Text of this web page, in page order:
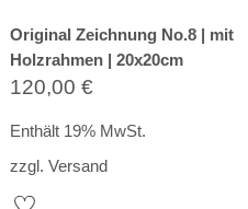
Original Zeichnung No.8 | mit
Holzrahmen | 20x20cm
120,00 €
Enthält 19% MwSt.
zzgl. Versand